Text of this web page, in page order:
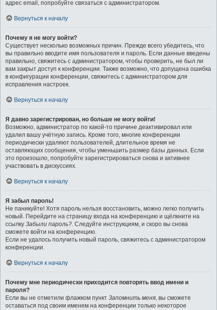
адрес email, попробуйте связаться с администратором.
Вернуться к началу
Почему я не могу войти?
Существует несколько возможных причин. Прежде всего убедитесь, что
вы правильно вводите имя пользователя и пароль. Если данные введены
правильно, свяжитесь с администратором, чтобы проверить, не был ли
вам закрыт доступ к конференции. Также возможно, что допущена ошибка
в конфигурации конференции, свяжитесь с администратором для
исправления настроек.
Вернуться к началу
Я давно зарегистрирован, но больше не могу войти!
Возможно, администратор по какой-то причине деактивировал или
удалил вашу учётную запись. Кроме того, многие конференции
периодически удаляют пользователей, длительное время не
оставляющих сообщения, чтобы уменьшить размер базы данных. Если
это произошло, попробуйте зарегистрироваться снова и активнее
участвовать в дискуссиях.
Вернуться к началу
Я забыл пароль!
Не паникуйте! Хотя пароль нельзя восстановить, можно легко получить
новый. Перейдите на страницу входа на конференцию и щёлкните на
ссылку Забыли пароль?. Следуйте инструкциям, и скоро вы снова
сможете войти на конференцию.
Если не удалось получить новый пароль, свяжитесь с администратором
конференции.
Вернуться к началу
Почему мне периодически приходится повторять ввод имени и
пароля?
Если вы не отметили флажком пункт Запомнить меня, вы сможете
оставаться под своим именем на конференции только некоторое